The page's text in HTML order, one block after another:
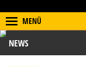
MENÜ
NEWS